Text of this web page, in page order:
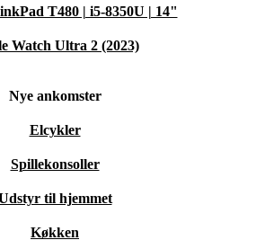
T480 | i5-8350U | 14"
Watch Ultra 2 (2023)
Nye ankomster
Elcykler
Spillekonsoller
til hjemmet
Køkken